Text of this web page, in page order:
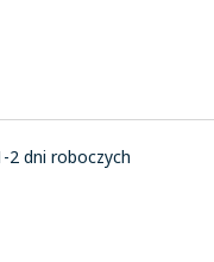
2 dni roboczych